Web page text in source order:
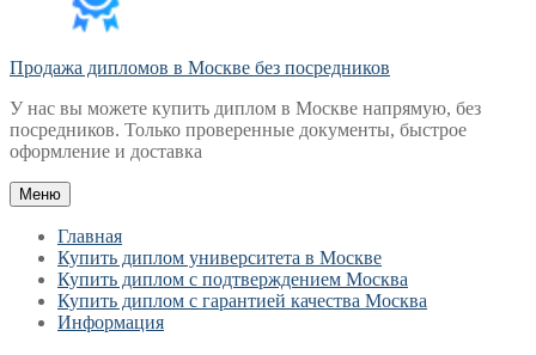
Продажа дипломов в Москве без посредников
У нас вы можете купить диплом в Москве напрямую, без
посредников. Только проверенные документы, быстрое
оформление и доставка
Меню
Главная
Купить диплом университета в Москве
Купить диплом с подтверждением Москва
Купить диплом с гарантией качества Москва
Информация